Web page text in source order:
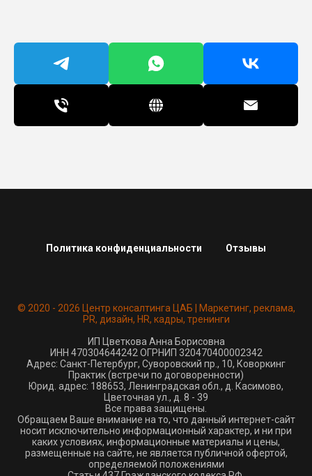
Политика конфиденциальности Отзывы
© 2020 - 2026 Центр консалтинга ЦАБ | Маркетинг, реклама,
PR, дизайн, HR, кадры, тренинги
ИП Цветкова Анна Борисовна
ИНН 470304644242 ОГРНИП 320470400002342
Адрес: Санкт-Петербург, Суворовский пр., 10, Коворкинг
Практик (встречи по договоренности)
Юрид. адрес: 188653, Ленинградская обл., д. Касимово,
Цветочная ул., д. 8 - 39
Все права защищены.
Обращаем Ваше внимание на то, что данный интернет-сайт
носит исключительно информационный характер, и ни при
каких условиях, информационные материалы и цены,
размещенные на сайте, не является публичной офертой,
определяемой положениями